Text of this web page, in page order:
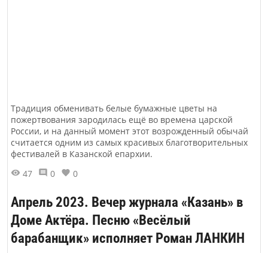
Традиция обменивать белые бумажные цветы на
пожертвования зародилась ещё во времена царской
России, и на данный момент этот возрожденный обычай
считается одним из самых красивых благотворительных
фестивалей в Казанской епархии.
47
0 0
Апрель 2023. Вечер журнала «Казань» в
Доме Актёра. Песню «Весёлый
барабанщик» исполняет Роман ЛАНКИН